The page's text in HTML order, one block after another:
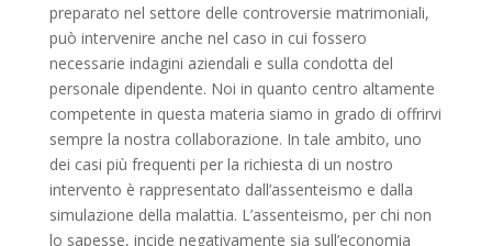
preparato nel settore delle controversie matrimoniali,
può intervenire anche nel caso in cui fossero
necessarie indagini aziendali e sulla condotta del
personale dipendente. Noi in quanto centro altamente
competente in questa materia siamo in grado di offrirvi
sempre la nostra collaborazione. In tale ambito, uno
dei casi più frequenti per la richiesta di un nostro
intervento è rappresentato dall’assenteismo e dalla
simulazione della malattia. L’assenteismo, per chi non
lo sapesse, incide negativamente sia sull’economia